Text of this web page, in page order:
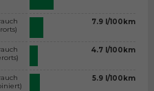
7.9 l/100km
4.7 l/100km
5.9 l/100km